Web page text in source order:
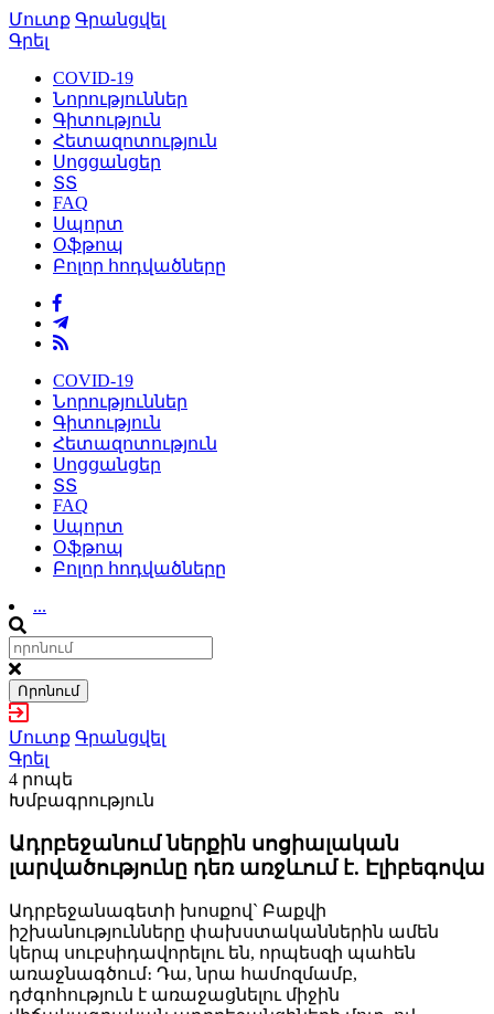
Մուտք Գրանցվել
Գրել
COVID-19
Նորություններ
Գիտություն
Հետազոտություն
Սոցցանցեր
ՏՏ
FAQ
Սպորտ
Օֆթոպ
Բոլոր հոդվածները
COVID-19
Նորություններ
Գիտություն
Հետազոտություն
Սոցցանցեր
ՏՏ
FAQ
Սպորտ
Օֆթոպ
Բոլոր հոդվածները
...
Որոնում
Մուտք Գրանցվել
Գրել
4 րոպե
Խմբագրություն
Ադրբեջանում ներքին սոցիալական
լարվածությունը դեռ առջևում է. Էլիբեգովա
Ադրբեջանագետի խոսքով` Բաքվի
իշխանությունները փախստականներին ամեն
կերպ սուբսիդավորելու են, որպեսզի պահեն
առաջնագծում։ Դա, նրա համոզմամբ,
դժգոհություն է առաջացնելու միջին